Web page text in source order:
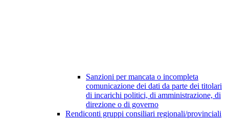
Sanzioni per mancata o incompleta
comunicazione dei dati da parte dei titolari
di incarichi politici, di amministrazione, di
direzione o di governo
Rendiconti gruppi consiliari regionali/provinciali